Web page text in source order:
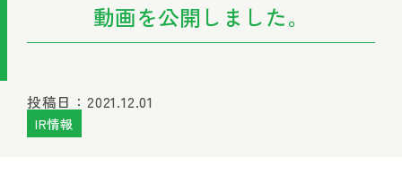
動画を公開しました。
投稿日：2021.12.01
IR情報